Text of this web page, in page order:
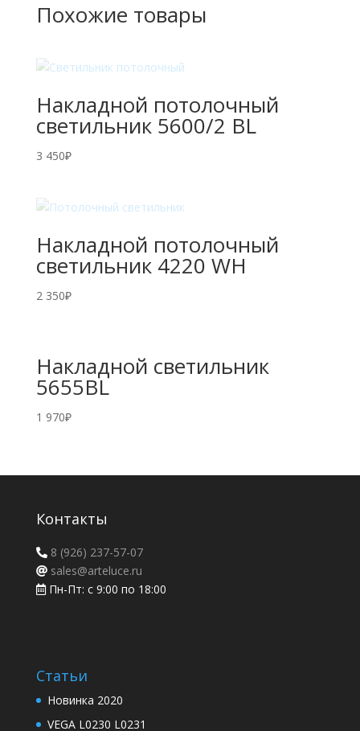
Похожие товары
Накладной потолочный
светильник 5600/2 BL
3 450₽
Накладной потолочный
светильник 4220 WH
2 350₽
Накладной светильник
5655BL
1 970₽
Контакты
8 (926) 237-57-07
sales@arteluce.ru
Пн-Пт: с 9:00 по 18:00
Статьи
Новинка 2020
VEGA L0230 L0231